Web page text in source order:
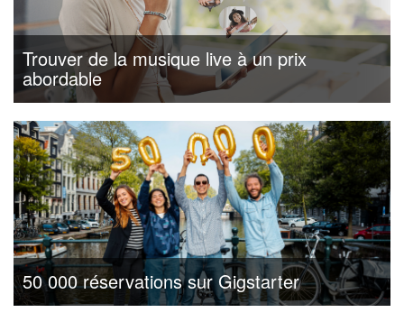
Trouver de la musique live à un prix
abordable
50 000 réservations sur Gigstarter